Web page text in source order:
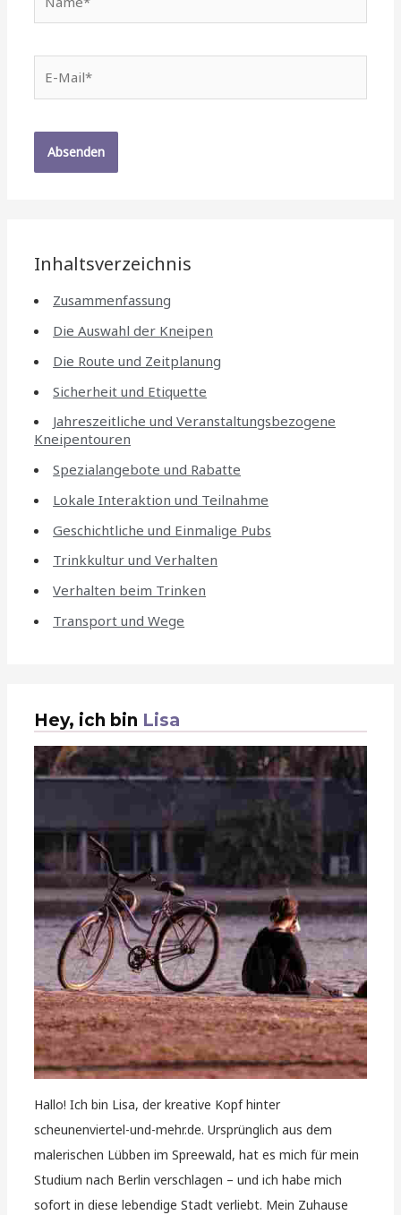
Mail*
Inhaltsverzeichnis
Zusammenfassung
Die Auswahl der Kneipen
Die Route und Zeitplanung
Sicherheit und Etiquette
Jahreszeitliche und Veranstaltungsbezogene
Kneipentouren
Spezialangebote und Rabatte
Lokale Interaktion und Teilnahme
Geschichtliche und Einmalige Pubs
Trinkkultur und Verhalten
Verhalten beim Trinken
Transport und Wege
Hey, ich bin Lisa
Hallo! Ich bin Lisa, der kreative Kopf hinter
scheunenviertel-und-mehr.de. Ursprünglich aus dem
malerischen Lübben im Spreewald, hat es mich für mein
Studium nach Berlin verschlagen – und ich habe mich
sofort in diese lebendige Stadt verliebt. Mein Zuhause